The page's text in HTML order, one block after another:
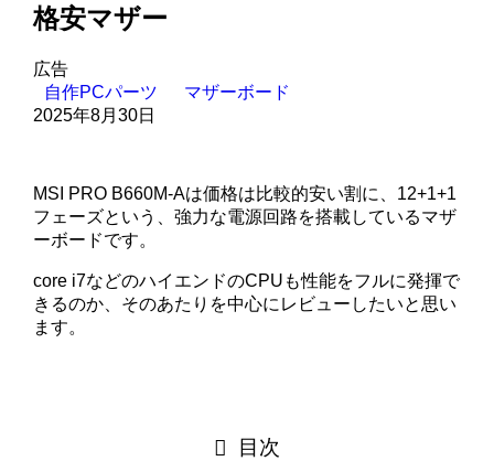
格安マザー
広告
自作PCパーツ
マザーボード
2025年8月30日
MSI PRO B660M-Aは価格は比較的安い割に、12+1+1
フェーズという、強力な電源回路を搭載しているマザ
ーボードです。
core i7などのハイエンドのCPUも性能をフルに発揮で
きるのか、そのあたりを中心にレビューしたいと思い
ます。
目次